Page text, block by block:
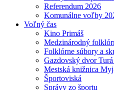
Referendum 2026
Komunálne voľby
Voľný čas
Kino Primáš
Medzinárodný
Folklórne súbory a
Gazdovský dvor
Mestská knižnica
Športoviská
Správy zo športu